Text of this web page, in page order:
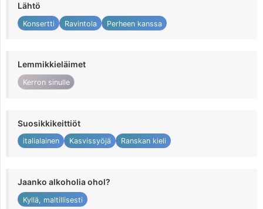
Lähtö
Konsertti Ravintola Perheen kanssa
Lemmikkieläimet
Kerron sinulle
Suosikkikeittiöt
italialainen Kasvissyöjä Ranskan kieli
Jaanko alkoholia ohol?
Kyllä, maltillisesti